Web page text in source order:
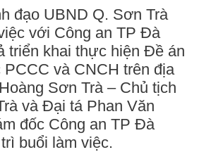
đạo UBND Q. Sơn Trà
với Công an TP Đà
triển khai thực hiện Đề án
PCCC và CNCH trên địa
Sơn Trà – Chủ tịch
và Đại tá Phan Văn
đốc Công an TP Đà
buổi làm việc.